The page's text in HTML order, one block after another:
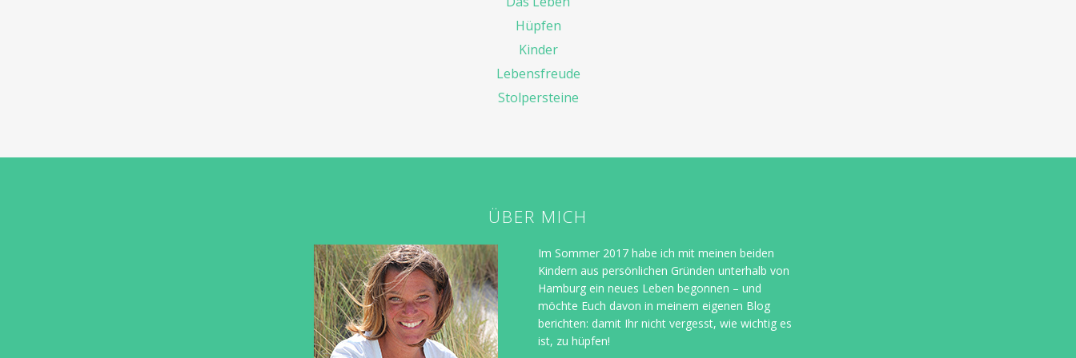
Hüpfen
Kinder
Lebensfreude
Stolpersteine
ÜBER MICH
Im Sommer 2017 habe ich mit meinen beiden
Kindern aus persönlichen Gründen unterhalb von
Hamburg ein neues Leben begonnen – und
möchte Euch davon in meinem eigenen Blog
berichten: damit Ihr nicht vergesst, wie wichtig es
ist, zu hüpfen!